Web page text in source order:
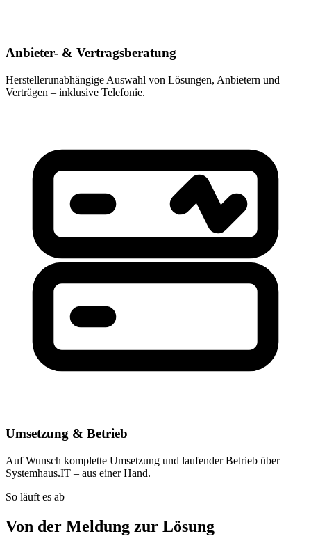
Anbieter- & Vertragsberatung
Herstellerunabhängige Auswahl von Lösungen, Anbietern und
Verträgen – inklusive Telefonie.
Umsetzung & Betrieb
Auf Wunsch komplette Umsetzung und laufender Betrieb über
Systemhaus.IT – aus einer Hand.
So läuft es ab
Von der Meldung zur Lösung